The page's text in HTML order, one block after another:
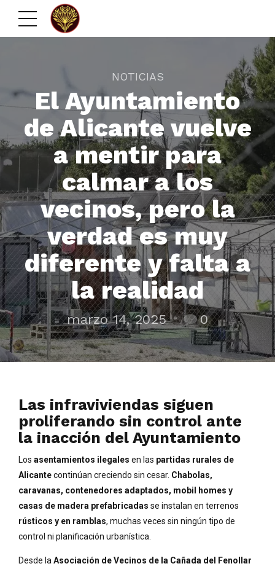
NOTICIAS
El Ayuntamiento
de Alicante vuelve
a mentir para
calmar a los
vecinos, pero la
verdad es muy
diferente y falta a
la realidad
marzo 14, 2025 0
Las infraviviendas siguen
proliferando sin control ante
la inacción del Ayuntamiento
Los asentamientos ilegales en las partidas rurales de
Alicantecontinúan creciendo sin cesar. Chabolas,
caravanas, contenedores adaptados, mobil homes y
casas de madera prefabricadas se instalan en terrenos
rústicos y en ramblas, muchas veces sin ningún tipo de
control ni planificación urbanística.
Desde la Asociación de Vecinos de la Cañada del Fenollar